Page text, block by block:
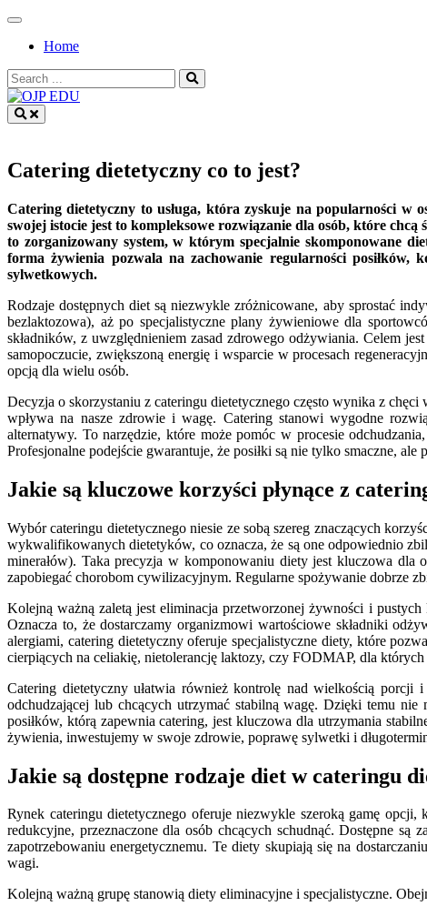
Skip
contentHome
Search
for:
Catering dietetyczny co to jest?
Catering dietetyczny to usługa, która zyskuje na popularności w
swojej istocie jest to kompleksowe rozwiązanie dla osób, które
to zorganizowany system, w którym specjalnie skomponowane
forma żywienia pozwala na zachowanie regularności posiłków,
sylwetkowych.
Rodzaje dostępnych diet są niezwykle zróżnicowane, aby sprostać
bezlaktozowa), aż po specjalistyczne plany żywieniowe dla
składników, z uwzględnieniem zasad zdrowego odżywiania. Celem
samopoczucie, zwiększoną energię i wsparcie w procesach
opcją dla wielu osób.
Decyzja o skorzystaniu z cateringu dietetycznego często wynika z
wpływa na nasze zdrowie i wagę. Catering stanowi wygodne
alternatywy. To narzędzie, które może pomóc w procesie
Profesjonalne podejście gwarantuje, że posiłki są nie tylko smaczne,
Jakie są kluczowe korzyści płynące z
Wybór cateringu dietetycznego niesie ze sobą szereg znaczących
wykwalifikowanych dietetyków, co oznacza, że są one odpowiednio
minerałów). Taka precyzja w komponowaniu diety jest kluczowa dla
zapobiegać chorobom cywilizacyjnym. Regularne spożywanie dobrze
Kolejną ważną zaletą jest eliminacja przetworzonej żywności i
Oznacza to, że dostarczamy organizmowi wartościowe składniki
alergiami, catering dietetyczny oferuje specjalistyczne diety, które
cierpiących na celiakię, nietolerancję laktozy, czy FODMAP, dla
Catering dietetyczny ułatwia również kontrolę nad wielkością
odchudzającej lub chcących utrzymać stabilną wagę. Dzięki temu
posiłków, którą zapewnia catering, jest kluczowa dla utrzymania
żywienia, inwestujemy w swoje zdrowie, poprawę sylwetki i
Jakie są dostępne rodzaje diet w cateringu
Rynek cateringu dietetycznego oferuje niezwykle szeroką gamę
redukcyjne, przeznaczone dla osób chcących schudnąć. Dostępne
zapotrzebowaniu energetycznemu. Te diety skupiają się na
wagi.
Kolejną ważną grupę stanowią diety eliminacyjne i specjalistyczne.